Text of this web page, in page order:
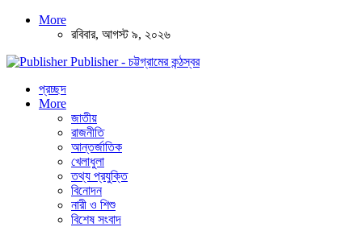
More
রবিবার, আগস্ট ৯, ২০২৬
Publisher - চট্টগ্রামের কন্ঠস্বর
প্রচ্ছদ
More
জাতীয়
রাজনীতি
আন্তর্জাতিক
খেলাধুলা
তথ্য প্রযুক্তি
বিনোদন
নারী ও শিশু
বিশেষ সংবাদ